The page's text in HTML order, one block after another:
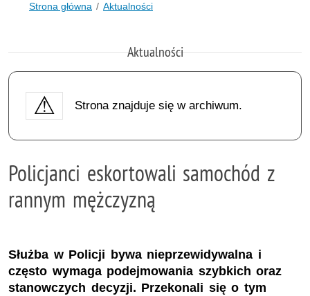
Strona główna Aktualności
Aktualności
Strona znajduje się w archiwum.
Policjanci eskortowali samochód z
rannym mężczyzną
Służba w Policji bywa nieprzewidywalna i
często wymaga podejmowania szybkich oraz
stanowczych decyzji. Przekonali się o tym